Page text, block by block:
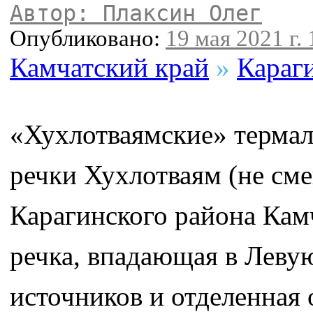
Автор: Плаксин Олег
Опубликовано: 19 мая 2021 г.
Камчатский край »
«Хухлотваямские»
речки Хухлотваям (не
Карагинского района
речка, впадающая в
источников и